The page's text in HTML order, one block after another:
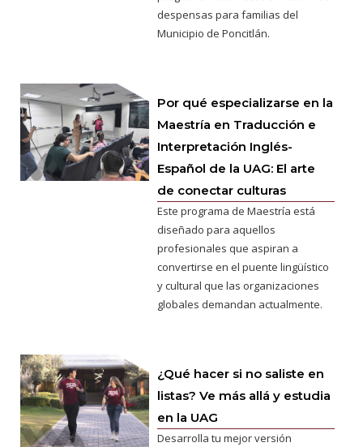
despensas para familias del
Municipio de Poncitlán.
Por qué especializarse en la
Maestría en Traducción e
Interpretación Inglés-
Español de la UAG: El arte
de conectar culturas
Este programa de Maestría está
diseñado para aquellos
profesionales que aspiran a
convertirse en el puente lingüístico
y cultural que las organizaciones
globales demandan actualmente.
¿Qué hacer si no saliste en
listas? Ve más allá y estudia
en la UAG
Desarrolla tu mejor versión